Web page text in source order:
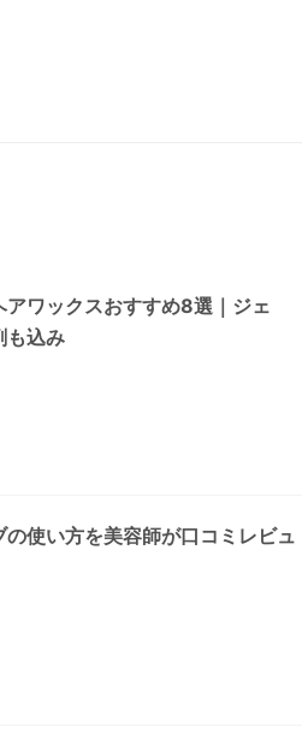
アワックスおすすめ8選｜ジェ
も込み
使い方を美容師が口コミレビュ